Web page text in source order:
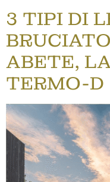
3 TIPI DI
ABETE,
TERMO-D